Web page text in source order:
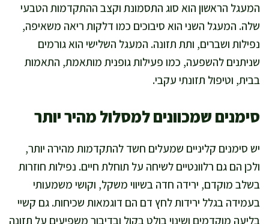
המעגל הראשון הוא סוג התסמונת וקצב ההתקדמות הטבעי
שלה. המעגל השני הוא סיבוכים כמו דלקות ריאה משאיפה,
נפילות ושברים, ותת תזונה. המעגל השלישי הוא גורמים
שניתנים להשפעה, כמו פעילות גופנית מותאמת, התאמות
בבית, וטיפול תזונתי עקבי.
סימנים שמכוונים למסלול מהיר יותר
יש סימנים קליניים שמעלים חשד להתקדמות מהירה יותר,
ולכן הם גם רלוונטיים לשיחה על תוחלת חיים. נפילות חוזרות
בשלב מוקדם, ירידה חדה בשיווי משקל, וקושי משמעותי
בעמידה בגלל ירידות לחץ דם הם דוגמאות שכיחות. גם קשיי
בליעה מוקדמים ושינוי בולט בקול ובדיבור משפיעים על תזונה